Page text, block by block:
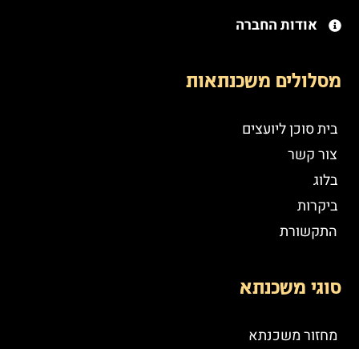
אודות החברה
מסלולים משכנתאות
בית סוכן ליועצים
צור קשר
בלוג
ביקרות
התקשורת
סוגי משכנתא
מחזור משכנתא